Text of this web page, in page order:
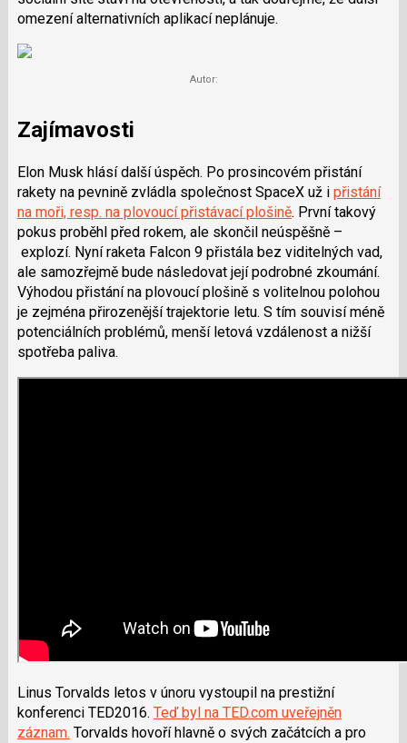
omezení alternativních aplikací neplánuje.
Autor:
Zajímavosti
Elon Musk hlásí další úspěch. Po prosincovém přistání
rakety na pevnině zvládla společnost SpaceX už i přistání
na moři, resp. na plovoucí přistávací plošině. První takový
pokus proběhl před rokem, ale skončil neúspěšně –
explozí. Nyní raketa Falcon 9 přistála bez viditelných vad,
ale samozřejmě bude následovat její podrobné zkoumání.
Výhodou přistání na plovoucí plošině s volitelnou polohou
je zejména přirozenější trajektorie letu. S tím souvisí méně
potenciálních problémů, menší letová vzdálenost a nižší
spotřeba paliva.
Linus Torvalds letos v únoru vystoupil na prestižní
konferenci TED2016. Teď byl na TED.com uveřejněn
záznam. Torvalds hovoří hlavně o svých začátcích a pro